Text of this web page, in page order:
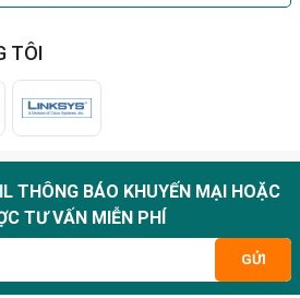
TÔI
THÔNG BÁO KHUYẾN MẠI HOẶC
TƯ VẤN MIỄN PHÍ
GỬI